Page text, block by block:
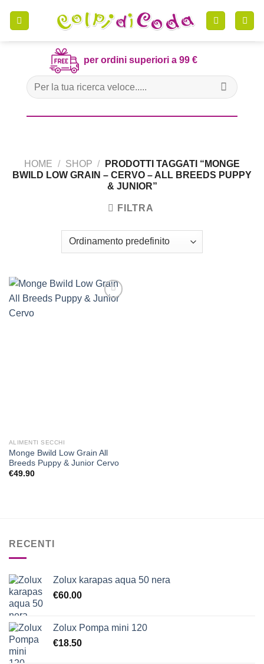
per ordini superiori a 99 €
Cerca:
HOME / SHOP /
PRODOTTI TAGGATI “MONGE
BWILD LOW GRAIN – CERVO – ALL BREEDS PUPPY
& JUNIOR”
FILTRA
ALIMENTI SECCHI
Monge Bwild Low Grain All
Breeds Puppy & Junior Cervo
€49.90
RECENTI
Zolux karapas aqua 50 nera
€60.00
Zolux Pompa mini 120
€18.50